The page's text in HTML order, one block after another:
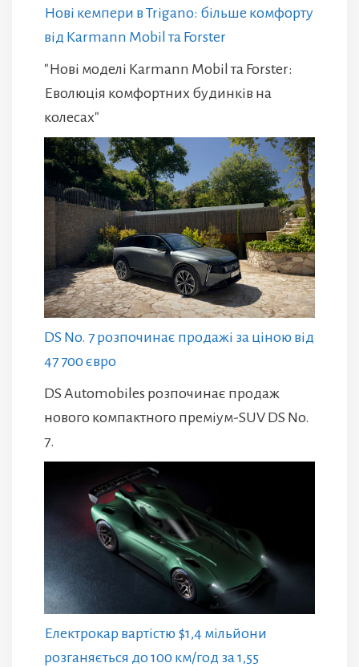
Нові кемпери в Trigano: більше комфорту
від Karmann Mobil та Forster
"Нові моделі Karmann Mobil та Forster:
Еволюція комфортних будинків на
колесах"
DS No. 7 розпочинає продажі за ціною від
47 700 євро
DS Automobiles розпочинає продаж
нового компактного преміум-SUV DS No.
7.
Електрокар вартістю $1,4 мільйони
розганяється до 100 км/год за 1,55